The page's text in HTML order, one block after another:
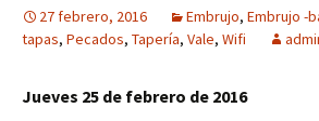
27 febrero, 2016 Embrujo, Embrujo -
tapas, Pecados, Tapería, Vale, Wifi
Jueves 25 de febrero de 2016